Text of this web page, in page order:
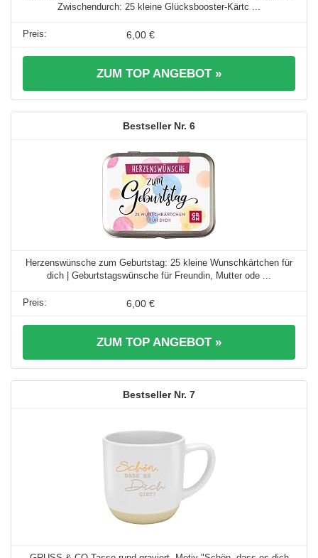
Zwischendurch: 25 kleine Glücksbooster-Kärtc ...
6,00 €
ZUM TOP ANGEBOT »
6
Herzenswünsche zum Geburtstag: 25 kleine Wunschkärtchen für
dich | Geburtstagswünsche für Freundin, Mutter ode ...
6,00 €
ZUM TOP ANGEBOT »
7